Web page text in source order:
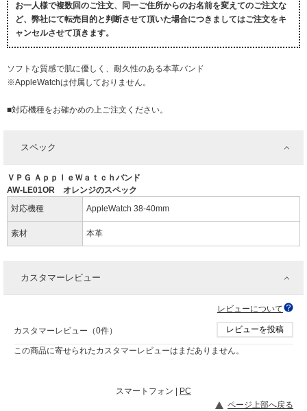
お一人様で複数回のご注文、同一ご住所からのお名前を変えてのご注文な
ど、弊社にて転売目的と判断させて頂いた場合につきましてはご注文をキ
ャンセルさせて頂きます。
ソフトな質感で肌に優しく、耐久性のある本革バンド
※AppleWatchは付属しておりません。
■対応機種をお確かめの上ご注文ください。
スペック
ＶＰＧ ＡｐｐｌｅＷａｔｃｈバンド
AW-LE01OR オレンジのスペック
対応機種
AppleWatch 38-40mm
素材 本革
カスタマーレビュー
レビューについて
カスタマーレビュー（0件） レビューを投稿
この商品に寄せられたカスタマーレビューはまだありません。
スマートフォン |
PC
ページ上部へ戻る